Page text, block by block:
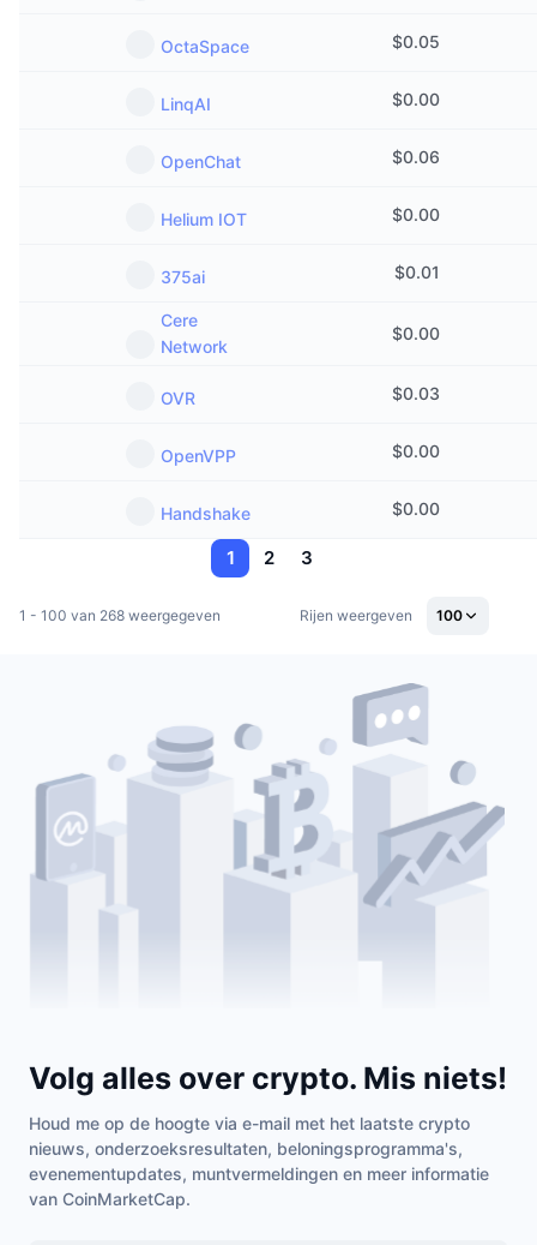
OctaSpace $0.05
LinqAI $0.00
OpenChat $0.06
Helium IOT $0.00
375ai $0.01
Cere
Network
$0.00
OVR $0.03
OpenVPP $0.00
Handshake $0.00
1 2 3
1 - 100 van 268 weergegeven Rijen weergeven 100
Volg alles over crypto. Mis niets!
Houd me op de hoogte via e-mail met het laatste crypto
nieuws, onderzoeksresultaten, beloningsprogramma's,
evenementupdates, muntvermeldingen en meer informatie
van CoinMarketCap.